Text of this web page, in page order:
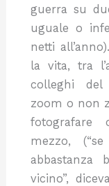
guerra su
uguale o
netti
la vita, tra
colleghi del
zoom o non
mezzo,
abbastanza
vicino”,